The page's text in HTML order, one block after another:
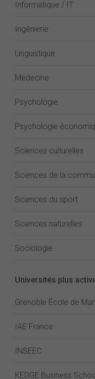
Informatique / IT
Ingénierie
Linguistique
Médecine
Psychologie
Psychologie
Sciences culturelles
Sciences de la
Sciences du sport
Sciences naturelles
Sociologie
Universités plus
Grenoble École de
IAE France
INSEEC
KEDGE Business